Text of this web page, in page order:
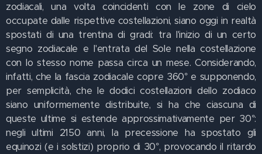
zodiacali, una volta coincidenti con le zone di cielo
occupate dalle rispettive costellazioni, siano oggi in realtà
spostati di una trentina di gradi: tra l'inizio di un certo
segno zodiacale e l'entrata del Sole nella costellazione
con lo stesso nome passa circa un mese. Considerando,
infatti, che la fascia zodiacale copre 360° e supponendo,
per semplicità, che le dodici costellazioni dello zodiaco
siano uniformemente distribuite, si ha che ciascuna di
queste ultime si estende approssimativamente per 30°:
negli ultimi 2150 anni, la precessione ha spostato gli
equinozi (e i solstizi) proprio di 30°, provocando il ritardo